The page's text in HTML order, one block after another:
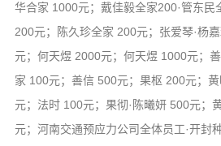
华合家 1000元；戴佳毅全家200·管东民
200元；陈久珍全家 200元；张爱琴·杨
元；何天煜 2000元；何天煜 1000元；
家 100元；善信 500元；果枢 200元；
元；法时 100元；果彻·陈曦妍 500元；
元；河南交通预应力公司全体员工·开封